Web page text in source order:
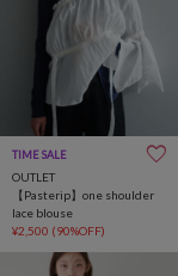
TIME SALE
OUTLET
【Pasterip】one shoulder
lace blouse
¥2,500 (90%OFF)